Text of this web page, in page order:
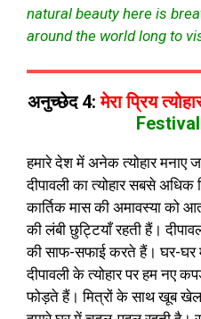
natural beauty here is
around the world long to
अनुच्छेद 4:मेरा प्रिय
हमारे देश में अनेक त्योहार मनाए
दीपावली का त्योहार सबसे अधिक
कार्तिक मास की अमावस्या को
की लंबी छुट्टियाँ रहती हैं।
की साफ-सफाई करते हैं। घर-घर
दीपावली के त्योहार पर हम नए
फोड़ते हैं। मित्रों के साथ खूब